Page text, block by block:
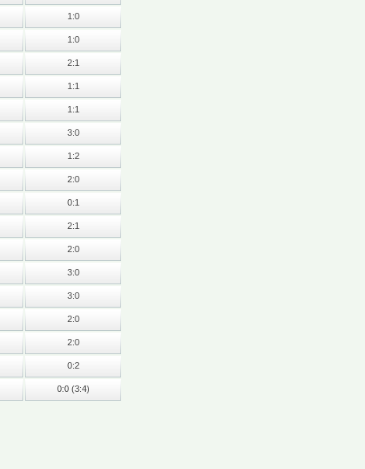
1:0
1:0
2:1
1:1
1:1
3:0
1:2
2:0
0:1
2:1
2:0
3:0
3:0
2:0
2:0
0:2
0:0 (3:4)